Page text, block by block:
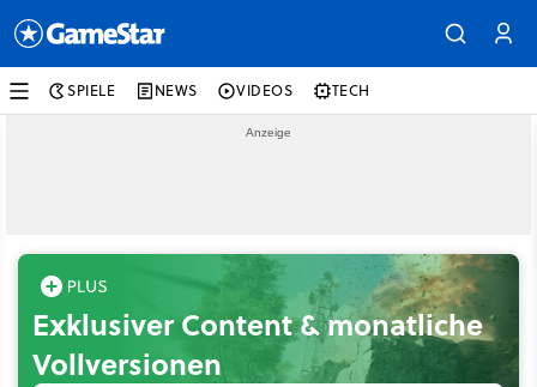
SPIELE NEWS VIDEOS TECH
Exklusiver Content & monatliche
Vollversionen